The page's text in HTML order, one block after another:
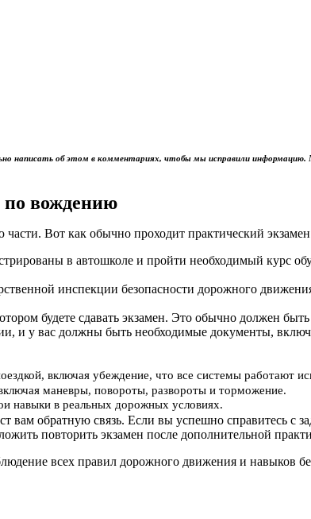
написать об этом в комментариях, чтобы мы исправили
вождению
Вот как обычно проходит практический
в автошколе и пройти необходимый курс
инспекции безопасности дорожного
будете сдавать экзамен. Это обычно должен
и у вас должны быть необходимые документы,
включая убеждение, что все системы работают
маневры, повороты, развороты и торможение.
навыки в реальных дорожных условиях.
вам обратную связь. Если вы успешно справитесь с
повторить экзамен после дополнительной
всех правил дорожного движения и навыков